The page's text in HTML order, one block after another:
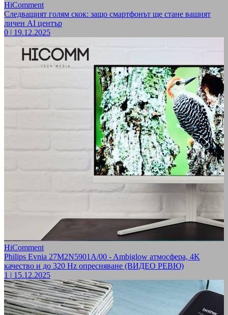
HiComment
Следващият голям скок: защо смартфонът ще стане вашият
личен AI център
0 | 19.12.2025
HiComment
Philips Evnia 27M2N5901A/00 - Ambiglow атмосфера, 4K
качество и до 320 Hz опресняване (ВИДЕО РЕВЮ)
1 | 15.12.2025